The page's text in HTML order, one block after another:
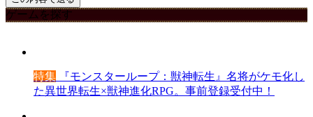
ゲームを探す
特集 『モンスターループ：獣神転生』名将がケモ化し
た異世界転生×獣神進化RPG。事前登録受付中！